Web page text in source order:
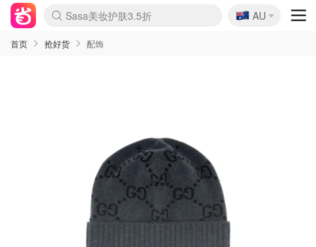
lululemon折扣上新
Sasa美妆护肤3.5折
SSENSE年中3折
FreshBeauty好价汇总
Cettire降价+叠9折
Farfetch折上8折
WWS Coles超市实拍
viagogo二手票捡漏
Myer清仓1折起
The Outnet奢牌1折起
David Jones 3折起
Flannels大牌1折
Perfumes Club护肤1折
AMIRO返校季6.2折
Oweek抽奖送Airpods
Amazon折扣汇总
eToro入金$200送$50
Amazon数码好物
ICONIC本周7.5折
ThedoubleF高奢地板价
Moose Knuckles 6折
丝芙兰5折起
EUFY官网3.7折起
Selenichast首饰2折
Trip机票酒店促销
YSL送5件彩妆礼
Amazon家居好物
BIGBANG巡演开票
David Jones时尚3折
Amazon美妆护肤
雅漾大喷$8
过敏原检测盒$33
伊索独家赠50ml沐浴露
科颜氏清仓3折
SEALIFE海洋馆门票6折
丝塔芙大白罐$16
订阅Newsletter送香薰
Cult Beauty 6.8折
Harrods圣诞日历2.3折
LN-CC奢牌私促3折
d'Alba空姐喷雾$16
EVE LOM套装逆天2折
Bernardelli独家4折
Adore Beauty 6折起
CT圣诞日历
Mytheresa奢品2.7折
Luxury Escapes 9折
Currentbody美容仪9折
MOON Garden Live
ALLSAINTS美衣3折
Roborock扫地机3.7折
Tingo Life水杯$24
Valentino官网5折
CR洗发护发6.3折
修丽可套装7.4折
🇦🇺
AU
首页 抢好货 配饰